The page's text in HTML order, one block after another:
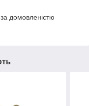
домовленістю